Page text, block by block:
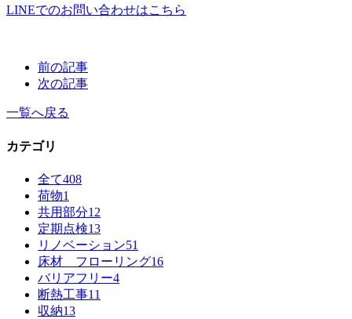
LINEでのお問い合わせはこちら
前の記事
次の記事
一覧へ戻る
カテゴリ
全て408
荷物1
共用部分12
定期点検13
リノベーション51
床材 フローリング16
バリアフリー4
断熱工事11
収納13